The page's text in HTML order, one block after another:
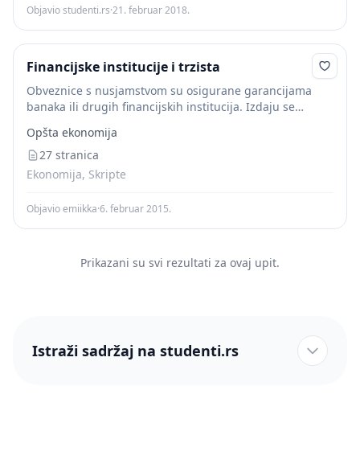
Objavio studenti.rs·21. februar 2018.
Financijske institucije i trzista
Obveznice s nusjamstvom su osigurane garancijama
banaka ili drugih financijskih institucija. Izdaju se
Neosigurane obveznice(zadužnice) su dugoročne
obveznice koje nemaju nikakvu garanciju za isplatu...
Opšta ekonomija
27 stranica
Ekonomija, Skripte
Objavio emiikka·6. februar 2015.
Prikazani su svi rezultati za ovaj upit.
Istraži sadržaj na studenti.rs